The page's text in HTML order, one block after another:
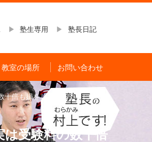
塾生専用 塾長日記
教室の場所 お問い合わせ
倍も損をしていることに気づ
は受験料の数十倍